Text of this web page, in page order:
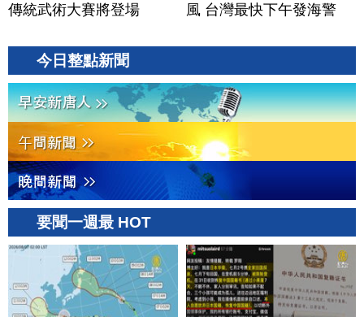
傳統武術大賽將登場
風 台灣最快下午發海警
今日整點新聞
要聞一週最 HOT